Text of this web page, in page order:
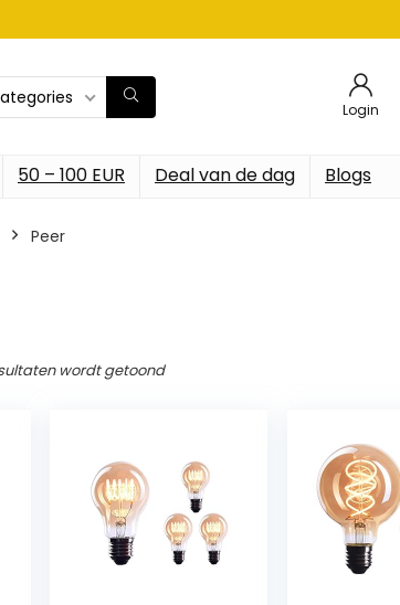
Login
50 – 100 EUR Deal van de dag Blogs
‎Peer
wordt getoond